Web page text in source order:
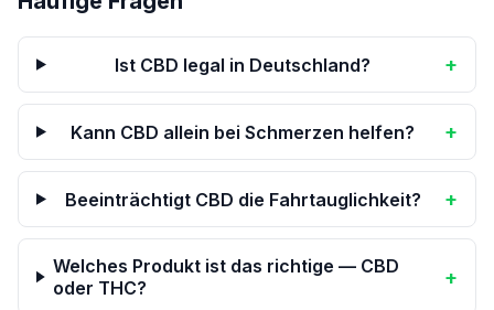
Ist CBD legal in Deutschland? +
Kann CBD allein bei Schmerzen helfen? +
Beeinträchtigt CBD die Fahrtauglichkeit? +
Welches Produkt ist das richtige — CBD
oder THC?
+